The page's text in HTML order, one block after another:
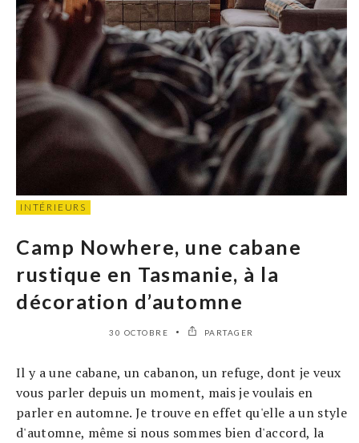
INTÉRIEURS
Camp Nowhere, une cabane
rustique en Tasmanie, à la
décoration d’automne
30 OCTOBRE PARTAGER
Il y a une cabane, un cabanon, un refuge, dont je veux
vous parler depuis un moment, mais je voulais en
parler en automne. Je trouve en effet qu'elle a un style
d'automne, même si nous sommes bien d'accord, la